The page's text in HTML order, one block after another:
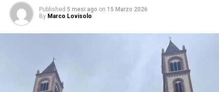
Published 5 mesi ago on 15 Marzo 2026
By Marco Lovisolo